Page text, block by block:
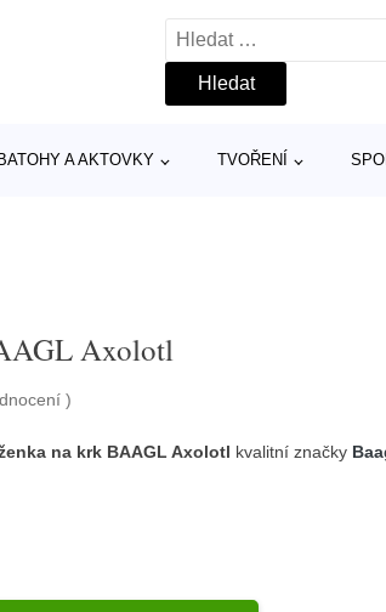
Vyhledávání
A AKTOVKY TVOŘENÍ
Axolotl
)
na krk BAAGL Axolotl kvalitní značky